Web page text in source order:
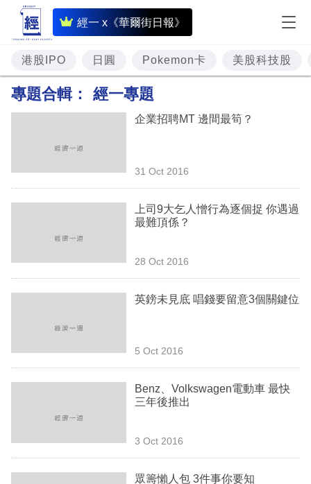
經一 x《華爾街日報》
即
時
財
經
資
樓
技
生
港股IPO 日圓 Pokemon卡 美股科技股
專題合輯： 經一專題
企業招聘MT 邊間最筍？
31 Oct 2016
上司9大乞人憎行為逐個捉 你遇過
最難頂係？
28 Oct 2016
英鎊未見底 唱錢要留意3個關鍵位
5 Oct 2016
Benz、Volkswagen電動車 最快
三年後推出
3 Oct 2016
眾籌懶人包 3件事你要知